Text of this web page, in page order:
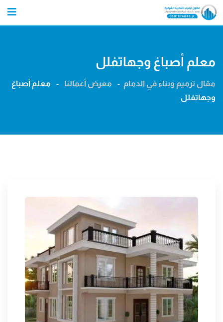
Skip
معلم أصباغ وجهاتفلل
مقال ترميم وبناء في الدمام - معرض أعمالنا -
معلم أصباغ
وجهاتفلل